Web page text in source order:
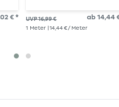
€ * UVP 16,99 € ab 14,44
1 Meter | 14,44 € / Meter